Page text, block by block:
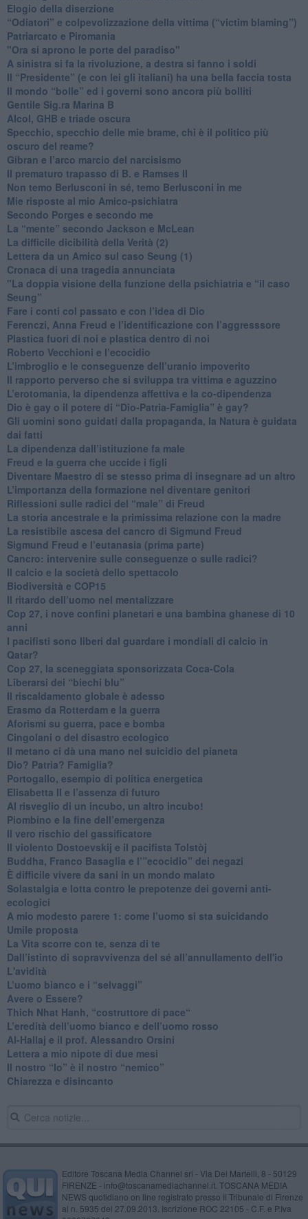
Elogio della diserzione
“Odiatori” e colpevolizzazione della vittima (“victim blaming”)
​Patriarcato e Piromania
"Ora si aprono le porte del paradiso"
​A sinistra si fa la rivoluzione, a destra si fanno i soldi
​Il “Presidente” (e con lei gli italiani) ha una bella faccia tosta
​Il mondo “bolle” ed i governi sono ancora più bolliti
​Gentile Sig.ra Marina B
​Alcol, GHB e triade oscura
​Specchio, specchio delle mie brame, chi è il politico più
oscuro del reame?
​Gibran e l’arco marcio del narcisismo
​Il prematuro trapasso di B. e Ramses II
​Non temo Berlusconi in sé, temo Berlusconi in me
​Mie risposte al mio Amico-psichiatra
​Secondo Porges e secondo me
​La “mente” secondo Jackson e McLean
La difficile dicibilità della Verità (2)
​Lettera da un Amico sul caso Seung (1)
​Cronaca di una tragedia annunciata
"​La doppia visione della funzione della psichiatria e “il caso
Seung”
​Fare i conti col passato e con l’idea di Dio
​Ferenczi, Anna Freud e l’identificazione con l’aggresssore
Plastica fuori di noi e plastica dentro di noi
​Roberto Vecchioni e l’ecocidio
​L’imbroglio e le conseguenze dell’uranio impoverito
​Il rapporto perverso che si sviluppa tra vittima e aguzzino
L’erotomania, la dipendenza affettiva e la co-dipendenza
​Dio è gay o il potere di “Dio-Patria-Famiglia” è gay?
​Gli uomini sono guidati dalla propaganda, la Natura è guidata
dai fatti
La dipendenza dall’istituzione fa male
​Freud e la guerra che uccide i figli
​Diventare Maestro di se stesso prima di insegnare ad un altro
L’importanza della formazione nel diventare genitori
Riflessioni sulle radici del “male” di Freud
​La storia ancestrale e la primissima relazione con la madre
​La resistibile ascesa del cancro di Sigmund Freud
Sigmund Freud e l’eutanasia (prima parte)
Cancro: intervenire sulle conseguenze o sulle radici?
​Il calcio e la società dello spettacolo
Biodiversità e COP15
​Il ritardo dell’uomo nel mentalizzare
​Cop 27, i nove confini planetari e una bambina ghanese di 10
anni
​I pacifisti sono liberi dal guardare i mondiali di calcio in
Qatar?
​Cop 27, la sceneggiata sponsorizzata Coca-Cola
​Liberarsi dei “biechi blu”
Il riscaldamento globale è adesso
​Erasmo da Rotterdam e la guerra
​Aforismi su guerra, pace e bomba
Cingolani o del disastro ecologico
​Il metano ci dà una mano nel suicidio del pianeta
​Dio? Patria? Famiglia?
Portogallo, esempio di politica energetica
​Elisabetta II e l’assenza di futuro
Al risveglio di un incubo, un altro incubo!
​Piombino e la fine dell’emergenza
​Il vero rischio del gassificatore
​Il violento Dostoevskij e il pacifista Tolstòj
​Buddha, Franco Basaglia e l’”ecocidio” dei negazi
​È difficile vivere da sani in un mondo malato
Solastalgia e lotta contro le prepotenze dei governi anti-
ecologici
​A mio modesto parere 1: come l’uomo si sta suicidando
​Umile proposta
​La Vita scorre con te, senza di te
​Dall’istinto di sopravvivenza del sé all’annullamento dell'io
L'avidità
​L’uomo bianco e i “selvaggi”
​Avere o Essere?
​Thich Nhat Hanh, “costruttore di pace“
​L’eredità dell’uomo bianco e dell’uomo rosso
Al-Hallaj e il prof. Alessandro Orsini
​Lettera a mio nipote di due mesi
​Il nostro “Io” è il nostro “nemico”
​Chiarezza e disincanto
Editore Toscana Media Channel srl - Via Dei Martelli, 8 - 50129
FIRENZE - info@toscanamediachannel.it. TOSCANA MEDIA
NEWS quotidiano on line registrato presso il Tribunale di Firenze
al n. 5935 del 27.09.2013. Iscrizione ROC 22105 - C.F. e P.Iva